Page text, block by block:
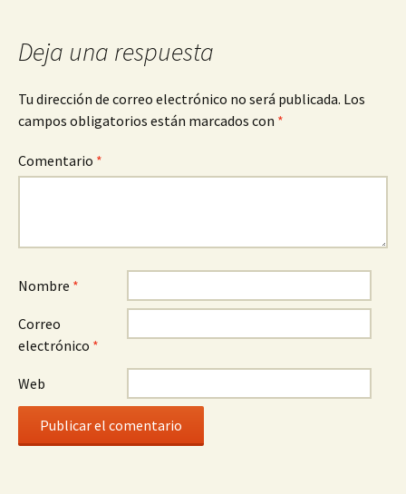
Deja una respuesta
Tu dirección de correo electrónico no será publicada. Los
campos obligatorios están marcados con *
Comentario *
Nombre *
Correo
electrónico *
Web